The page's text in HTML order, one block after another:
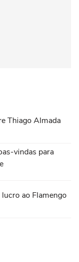
Thiago Almada
vindas para
ao Flamengo